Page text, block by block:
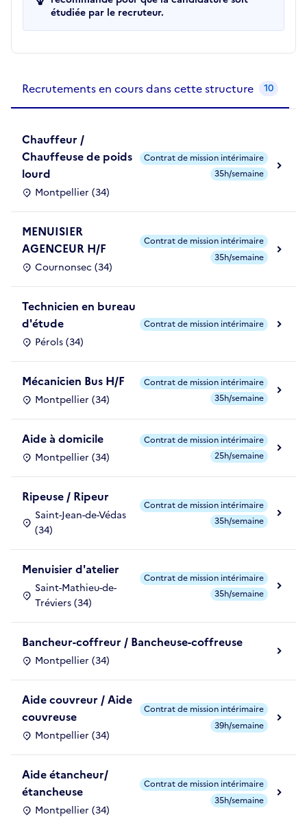
étudiée par le recruteur.
Recrutements en cours dans cette structure 10
Chauffeur /
Chauffeuse de poids
lourd
Montpellier (34)
Contrat de mission intérimaire
35h/semaine
MENUISIER
AGENCEUR H/F
Cournonsec (34)
Contrat de mission intérimaire
35h/semaine
Technicien en bureau
d'étude
Pérols (34)
Contrat de mission intérimaire
Mécanicien Bus H/F
Montpellier (34)
Contrat de mission intérimaire
35h/semaine
Aide à domicile
Montpellier (34)
Contrat de mission intérimaire
25h/semaine
Ripeuse / Ripeur
Saint-Jean-de-Védas
(34)
Contrat de mission intérimaire
35h/semaine
Menuisier d'atelier
Saint-Mathieu-de-
Tréviers (34)
Contrat de mission intérimaire
35h/semaine
Bancheur-coffreur / Bancheuse-coffreuse
Montpellier (34)
Aide couvreur / Aide
couvreuse
Montpellier (34)
Contrat de mission intérimaire
39h/semaine
Aide étancheur/
étancheuse
Montpellier (34)
Contrat de mission intérimaire
35h/semaine